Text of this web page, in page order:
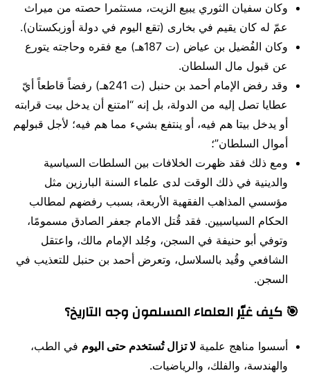
وكان سفيان الثوري يبيع الزيت، مستثمرا حصته من ميراث
عمّ له كان يقيم في بخارى (تقع اليوم في دولة أوزبكستان).
وكان الفُضيل بن عياض (ت 187هـ) مع فقره وحاجته يتورع
عن قبول مال السلطان.
وقد رفض الإمام أحمد بن حنبل (ت 241هـ) رفضاً قاطعاً أيّ
عطايا تصل إليه من الدولة، بل إنه “امتنع أن يدخل بيت قرابته
أو يدخل بيتا هم فيه، أو ينتفع بشيء مما هم فيه؛ لأجل قبولهم
أموال السلطان”؛
ومع ذلك فقد ظهرت الخلافات بين السلطات السياسية
والدينية في ذلك الوقت لدى علماء السنة البارزين مثل
مؤسسي المذاهب الفقهية الأربعة، بسبب رفضهم لمطالب
الحكام السياسيين. فقد قُتل الامام جعفر الصادق مسمومًا،
وتوفي أبو حنيفة في السجن، وجُلد الإمام مالك، واعتقل
الشافعي وقُيد بالسلاسل، وتعرض أحمد بن حنبل للتعذيب في
السجن.
🎯 كيف غيّر العلماء المسلمون وجه التاريخ؟
أسسوا مناهج علمية لا تزال تُستخدم حتى اليوم في الطب،
والهندسة، والفلك، والرياضيات.